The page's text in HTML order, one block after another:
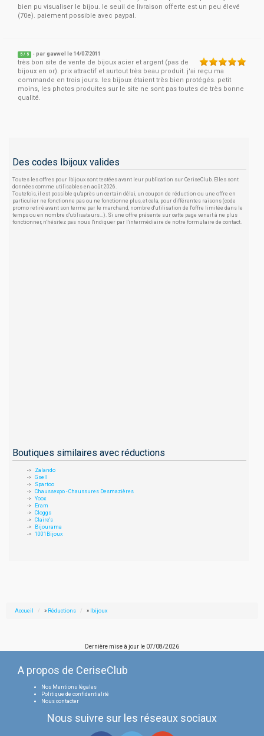
bien pu visualiser le bijou. le seuil de livraison offerte est un peu élevé
(70e). paiement possible avec paypal.
5 / 5 - pargavwel le 14/07/2011
très bon site de vente de bijoux acier et argent (pas de
bijoux en or). prix attractif et surtout très beau produit. j'ai reçu ma
commande en trois jours. les bijoux étaient très bien protégés. petit
moins, les photos produites sur le site ne sont pas toutes de très bonne
qualité.
Des codes Ibijoux valides
Toutes les offres pour Ibijoux sont testées avant leur publication sur CeriseClub. Elles sont
données comme utilisables en août 2026.
Toutefois, il est possible qu'après un certain délai, un coupon de réduction ou une offre en
particulier ne fonctionne pas ou ne fonctionne plus, et cela, pour différentes raisons (code
promo retiré avant son terme par le marchand, nombre d'utilisation de l'offre limitée dans le
temps ou en nombre d'utilisateurs...). Si une offre présente sur cette page venait à ne plus
fonctionner, n'hésitez pas nous l'indiquer par l'intermédiaire de notre formulaire de contact.
Boutiques similaires avec réductions
Zalando
Gsell
Spartoo
Chaussexpo - Chaussures Desmazières
Yoox
Eram
Cloggs
Claire's
Bijourama
1001Bijoux
Accueil » Réductions » Ibijoux
Dernière mise à jour le 07/08/2026
A propos de CeriseClub
Nos Mentions légales
Politique de confidentialité
Nous contacter
Nous suivre sur les réseaux sociaux